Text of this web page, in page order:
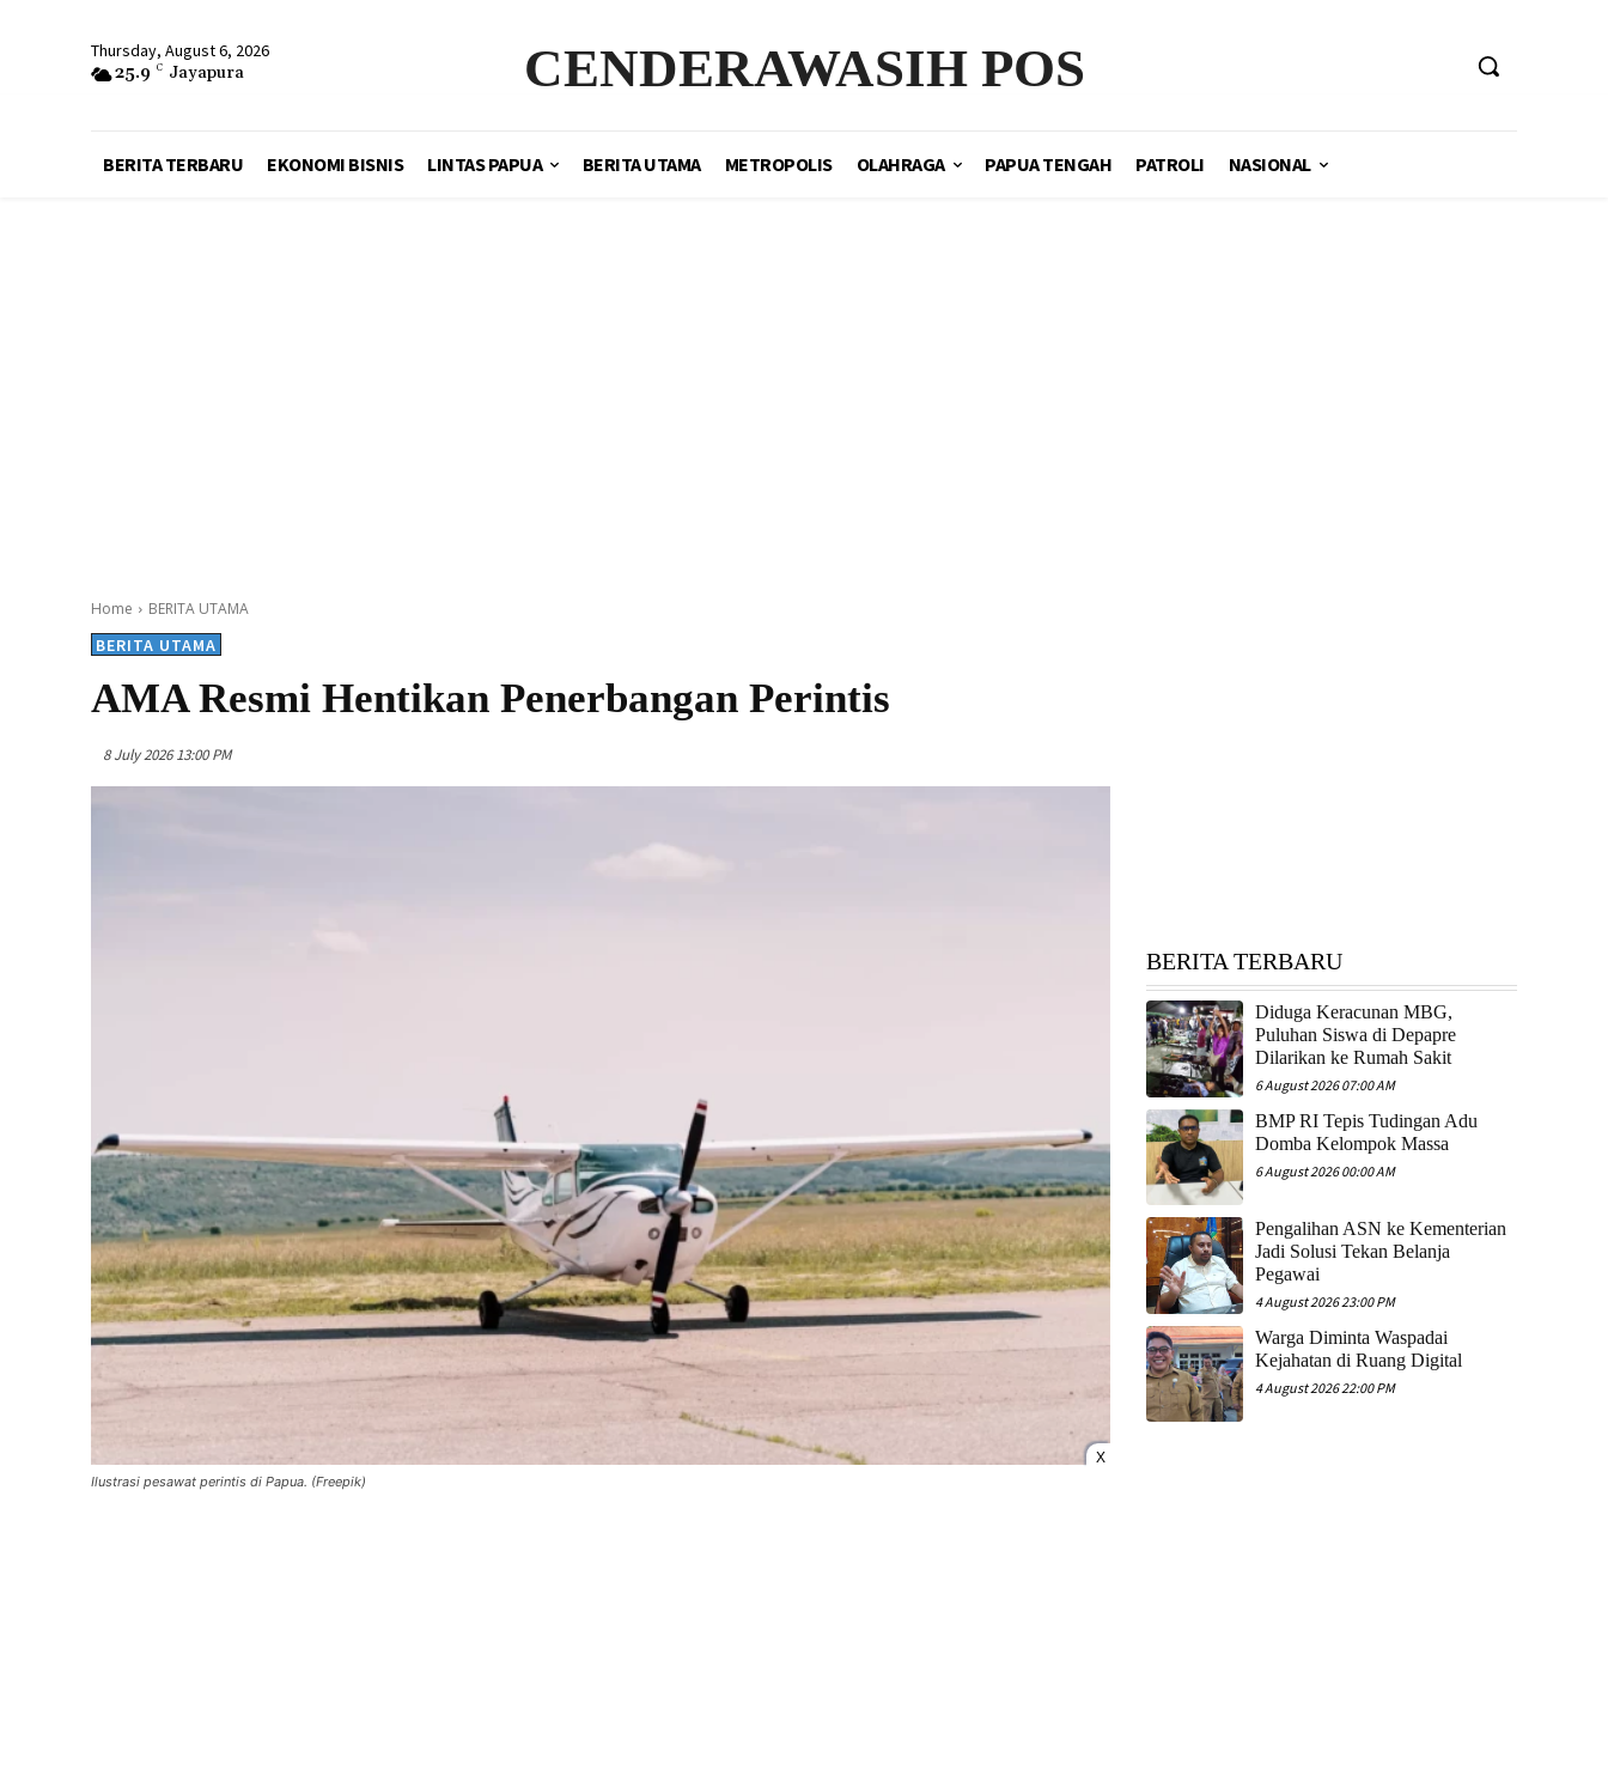
Thursday, August 6, 2026
25.9 C Jayapura CENDERAWASIH POS
BERITA TERBARU EKONOMI BISNIS LINTAS PAPUA BERITA UTAMA METROPOLIS OLAHRAGA PAPUA TENGAH PATROLI NASIONAL
Home BERITA UTAMA
BERITA UTAMA
AMA Resmi Hentikan Penerbangan Perintis
8 July 2026 13:00 PM
X
Ilustrasi pesawat perintis di Papua. (Freepik)
BERITA TERBARU
Diduga Keracunan MBG,
Puluhan Siswa di Depapre
Dilarikan ke Rumah Sakit
6 August 2026 07:00 AM
​BMP RI Tepis Tudingan Adu
Domba Kelompok Massa
6 August 2026 00:00 AM
Pengalihan ASN ke Kementerian
Jadi Solusi Tekan Belanja
Pegawai
4 August 2026 23:00 PM
Warga Diminta Waspadai
Kejahatan di Ruang Digital
4 August 2026 22:00 PM